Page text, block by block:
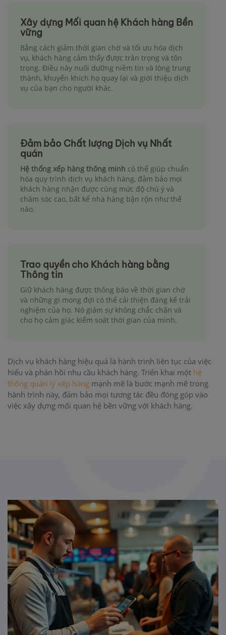
Xây dựng Mối quan hệ Khách hàng Bền
vững
Bằng cách giảm thời gian chờ và tối ưu hóa dịch
vụ, khách hàng cảm thấy được trân trọng và tôn
trọng. Điều này nuôi dưỡng niềm tin và lòng trung
thành, khuyến khích họ quay lại và giới thiệu dịch
vụ của bạn cho người khác.
Đảm bảo Chất lượng Dịch vụ Nhất
quán
Hệ thống xếp hàng thông minh có thể giúp chuẩn
hóa quy trình dịch vụ khách hàng, đảm bảo mọi
khách hàng nhận được cùng mức độ chú ý và
chăm sóc cao, bất kể nhà hàng bận rộn như thế
nào.
Trao quyền cho Khách hàng bằng
Thông tin
Giữ khách hàng được thông báo về thời gian chờ
và những gì mong đợi có thể cải thiện đáng kể trải
nghiệm của họ. Nó giảm sự không chắc chắn và
cho họ cảm giác kiểm soát thời gian của mình.
Dịch vụ khách hàng hiệu quả là hành trình liên tục của việc
hiểu và phản hồi nhu cầu khách hàng. Triển khai một hệ
thống quản lý xếp hàng mạnh mẽ là bước mạnh mẽ trong
hành trình này, đảm bảo mọi tương tác đều đóng góp vào
việc xây dựng mối quan hệ bền vững với khách hàng.